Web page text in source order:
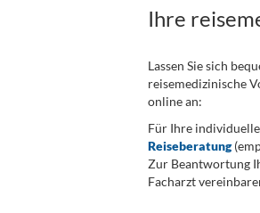
Ihre
Lassen Sie sich
reisemedizinische
online an:
Für Ihre
Reiseberatung
Zur Beantwortung
Facharzt